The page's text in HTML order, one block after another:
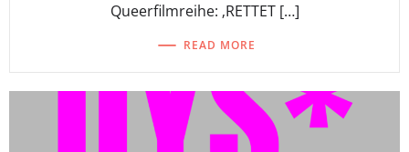
Queerfilmreihe: ‚RETTET […]
READ MORE